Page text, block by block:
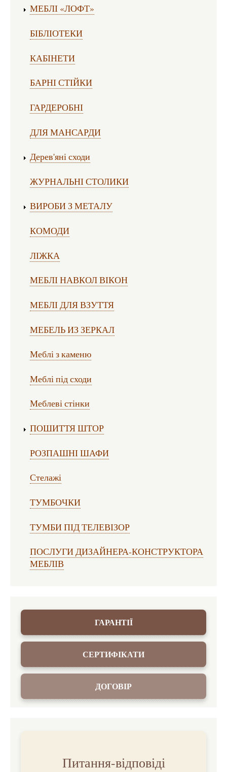
МЕБЛІ «ЛОФТ»
БІБЛІОТЕКИ
КАБІНЕТИ
БАРНІ СТІЙКИ
ГАРДЕРОБНІ
ДЛЯ МАНСАРДИ
Дерев'яні сходи
ЖУРНАЛЬНІ СТОЛИКИ
ВИРОБИ З МЕТАЛУ
КОМОДИ
ЛІЖКА
МЕБЛІ НАВКОЛ ВІКОН
МЕБЛІ ДЛЯ ВЗУТТЯ
МЕБЕЛЬ ИЗ ЗЕРКАЛ
Меблі з каменю
Меблі під сходи
Меблеві стінки
ПОШИТТЯ ШТОР
РОЗПАШНІ ШАФИ
Стелажі
ТУМБОЧКИ
ТУМБИ ПІД ТЕЛЕВІЗОР
ПОСЛУГИ ДИЗАЙНЕРА-КОНСТРУКТОРА
МЕБЛІВ
ГАРАНТІЇ
СЕРТИФІКАТИ
ДОГОВІР
Питання-відповіді